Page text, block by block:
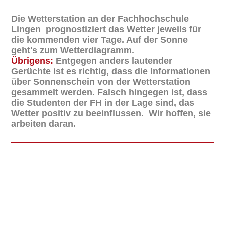
Die Wetterstation an der Fachhochschule
Lingen prognostiziert das Wetter jeweils für
die kommenden vier Tage. Auf der Sonne
geht's zum Wetterdiagramm.
Übrigens: Entgegen anders lautender
Gerüchte ist es richtig, dass die Informationen
über Sonnenschein von der Wetterstation
gesammelt werden. Falsch hingegen ist, dass
die Studenten der FH in der Lage sind, das
Wetter positiv zu beeinflussen. Wir hoffen, sie
arbeiten daran.